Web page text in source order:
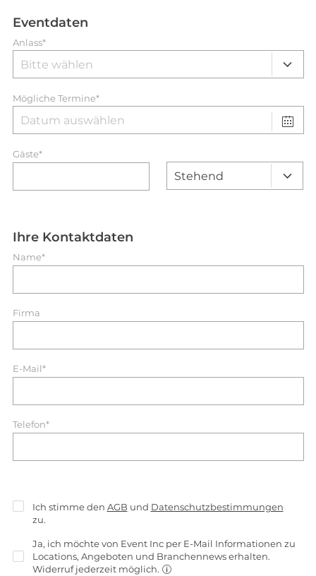
Eventdaten
Anlass*
Mögliche Termine*
Gäste*
Ihre Kontaktdaten
Name*
Firma
E-Mail*
Telefon*
Ich stimme den AGB und Datenschutzbestimmungen
zu.
Ja, ich möchte von Event Inc per E-Mail Informationen zu
Locations, Angeboten und Branchennews erhalten.
Widerruf jederzeit möglich.